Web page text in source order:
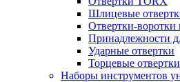
Шлицевые
Отвертки-воротки
Принадлежности
Ударные отвертки
Торцевые
Наборы инструментов